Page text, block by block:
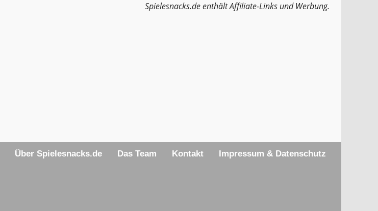
Spielesnacks.de enthält Affiliate-Links und Werbung.
Über Spielesnacks.de Das Team Kontakt Impressum & Datenschutz